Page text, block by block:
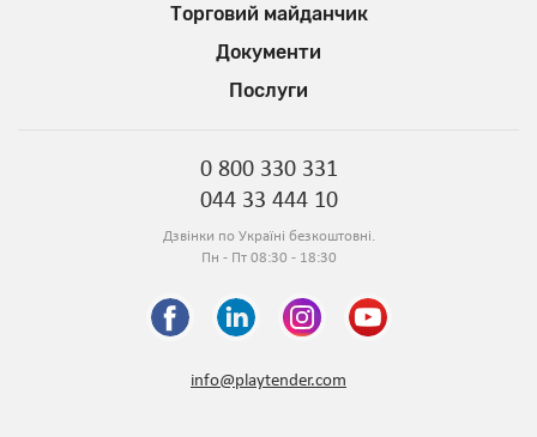
Торговий майданчик
Документи
Послуги
0 800 330 331
044 33 444 10
Дзвінки по Україні безкоштовні.
Пн - Пт 08:30 - 18:30
info@playtender.com